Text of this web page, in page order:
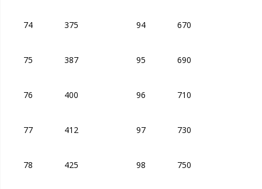
74 375 94 670
75 387 95 690
76 400 96 710
77 412 97 730
78 425 98 750